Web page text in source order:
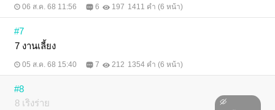
06 ส.ค. 68 11:56 6 197 1411 คำ (6 หน้า)
#7
7 งานเลี้ยง
05 ส.ค. 68 15:40 7 212 1354 คำ (6 หน้า)
#8
8 เริงร่าย